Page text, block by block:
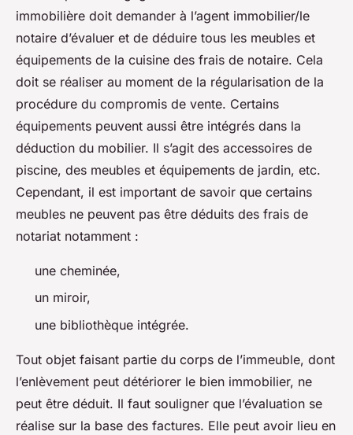
immobilière doit demander à l’agent immobilier/le
notaire d’évaluer et de déduire tous les meubles et
équipements de la cuisine des frais de notaire. Cela
doit se réaliser au moment de la régularisation de la
procédure du compromis de vente. Certains
équipements peuvent aussi être intégrés dans la
déduction du mobilier. Il s’agit des accessoires de
piscine, des meubles et équipements de jardin, etc.
Cependant, il est important de savoir que certains
meubles ne peuvent pas être déduits des frais de
notariat notamment :
une cheminée,
un miroir,
une bibliothèque intégrée.
Tout objet faisant partie du corps de l’immeuble, dont
l’enlèvement peut détériorer le bien immobilier, ne
peut être déduit. Il faut souligner que l’évaluation se
réalise sur la base des factures. Elle peut avoir lieu en